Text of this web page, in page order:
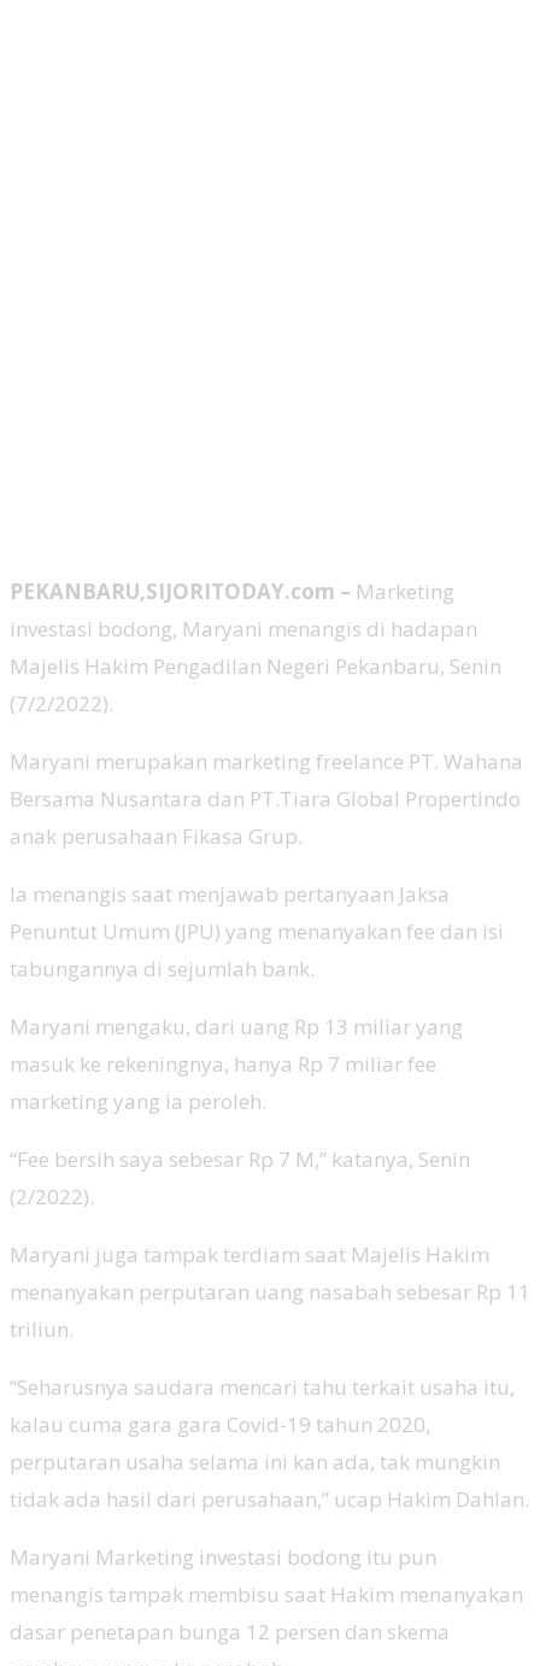
PEKANBARU,SIJORITODAY.com – Marketing
investasi bodong, Maryani menangis di hadapan
Majelis Hakim Pengadilan Negeri Pekanbaru, Senin
(7/2/2022).
Maryani merupakan marketing freelance PT. Wahana
Bersama Nusantara dan PT.Tiara Global Propertindo
anak perusahaan Fikasa Grup.
Ia menangis saat menjawab pertanyaan Jaksa
Penuntut Umum (JPU) yang menanyakan fee dan isi
tabungannya di sejumlah bank.
Maryani mengaku, dari uang Rp 13 miliar yang
masuk ke rekeningnya, hanya Rp 7 miliar fee
marketing yang ia peroleh.
“Fee bersih saya sebesar Rp 7 M,” katanya, Senin
(2/2022).
Maryani juga tampak terdiam saat Majelis Hakim
menanyakan perputaran uang nasabah sebesar Rp 11
triliun.
“Seharusnya saudara mencari tahu terkait usaha itu,
kalau cuma gara gara Covid-19 tahun 2020,
perputaran usaha selama ini kan ada, tak mungkin
tidak ada hasil dari perusahaan,” ucap Hakim Dahlan.
Maryani Marketing investasi bodong itu pun
menangis tampak membisu saat Hakim menanyakan
dasar penetapan bunga 12 persen dan skema